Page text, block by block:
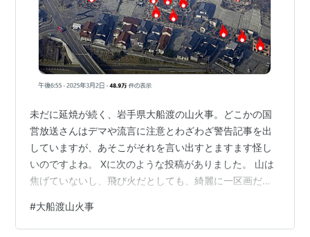
未だに延焼が続く、岩手県大船渡の山火事。どこかの国
営放送さんはデマや流言に注意とわざわざ警告記事を出
していますが、あそこがそれを言い出すとますます怪し
いのですよね。 Xに次のような投稿がありました。 山は
焦げていないし、飛び火だとしても、綺麗に一区画だけ
から、どのように燃えたのかなど誰も？見ていないので
何とも言えません。そして、次の報道動画なのですが、
#大船渡山火事